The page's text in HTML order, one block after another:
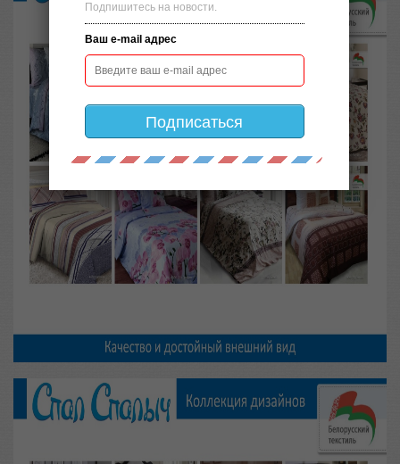
Подпишитесь на новости.
Ваш e-mail адрес
Подписаться